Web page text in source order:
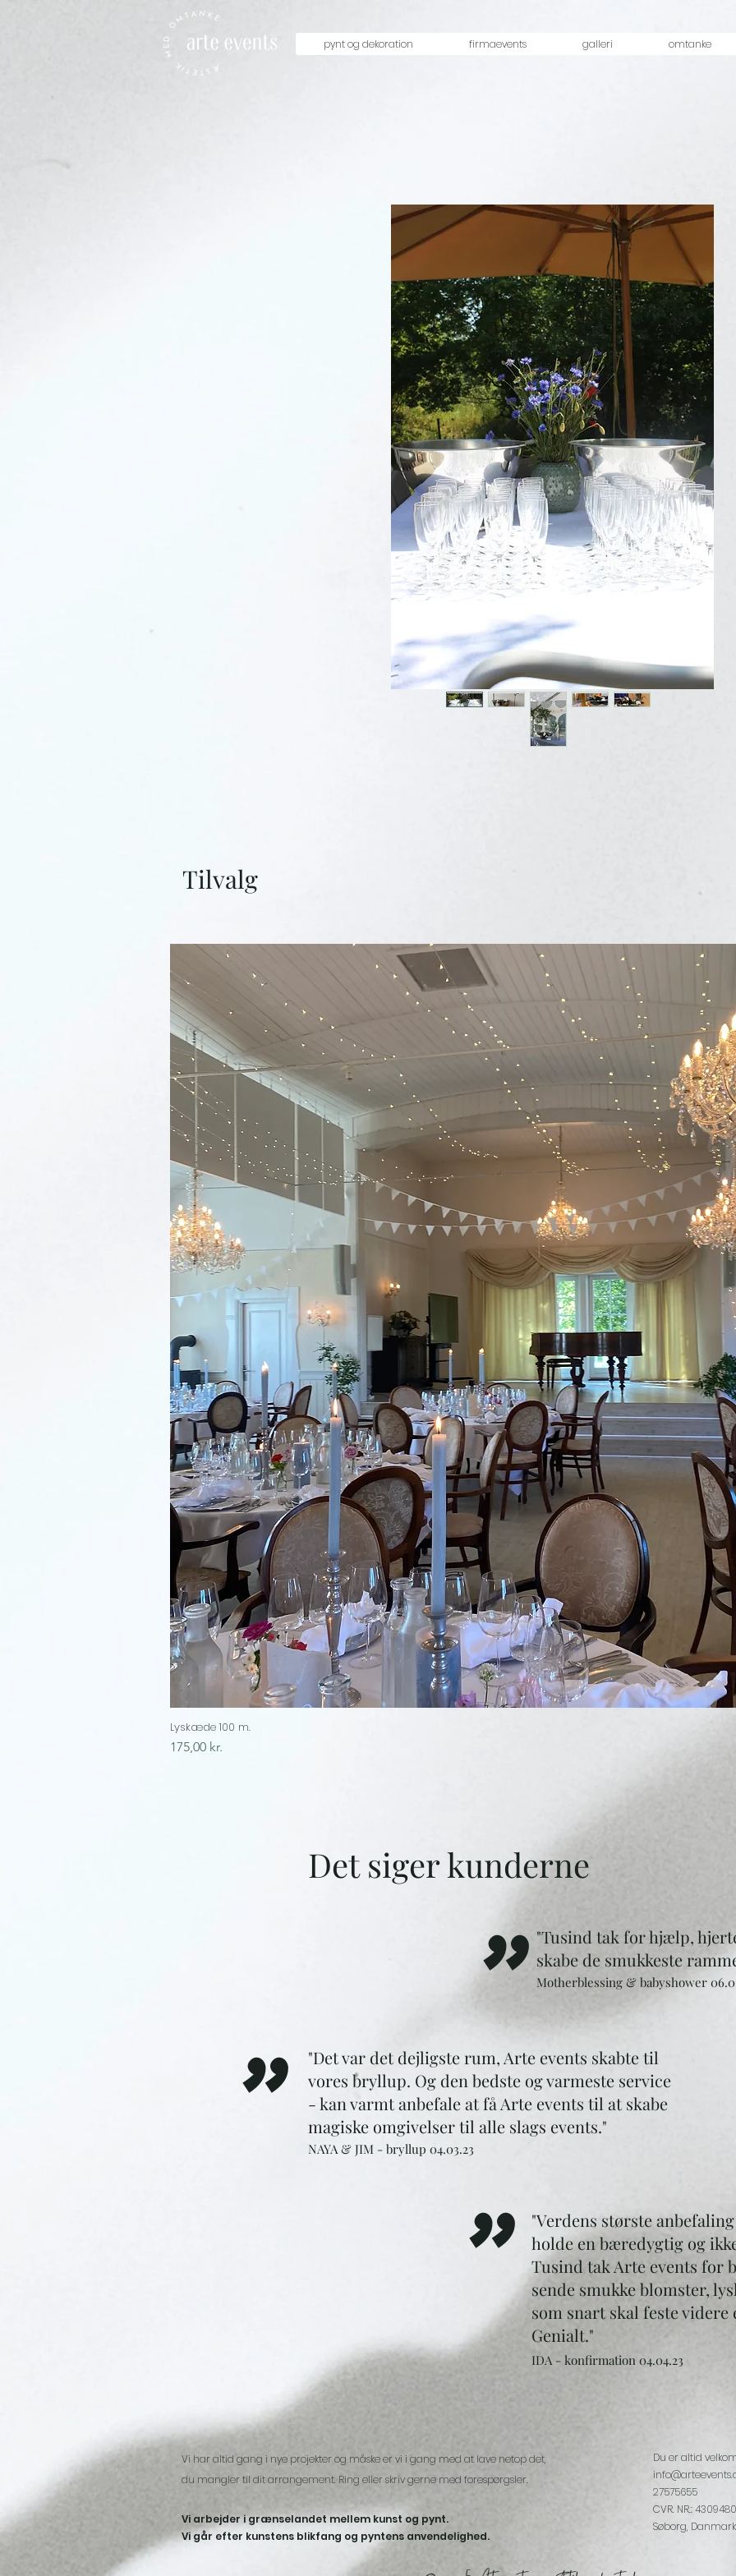
pynt og dekoration firmaevents galleri omtanke
Tilvalg
Lyskæde 100 m.
Price
175,00 kr.
Det siger kunderne
"
"Det var det dejligste rum, Arte events skabte til
vores bryllup. Og den bedste og varmeste service
- kan varmt anbefale at få Arte events til at skabe
magiske omgivelser til alle slags events."
NAYA & JIM - bryllup 04.03.23
""Tusind tak for hjælp,
skabe de smukkeste
Motherblessing & babyshower
" "Verdens største
holde en bæredygtig og
Tusind tak Arte events for
sende smukke blomster,
som snart skal feste videre
Genialt."
IDA - konfirmation 04.04.23
Vi har altid gang i nye projekter og måske er vi i gang med at lave netop det,
du mangler til dit arrangement. Ring eller skriv gerne med forespørgsler.
Vi arbejder i grænselandet mellem kunst og pynt.
Vi går efter kunstens blikfang og pyntens anvendelighed.
Du er altid
27575655
CVR. NR.:
Søborg, Danmark